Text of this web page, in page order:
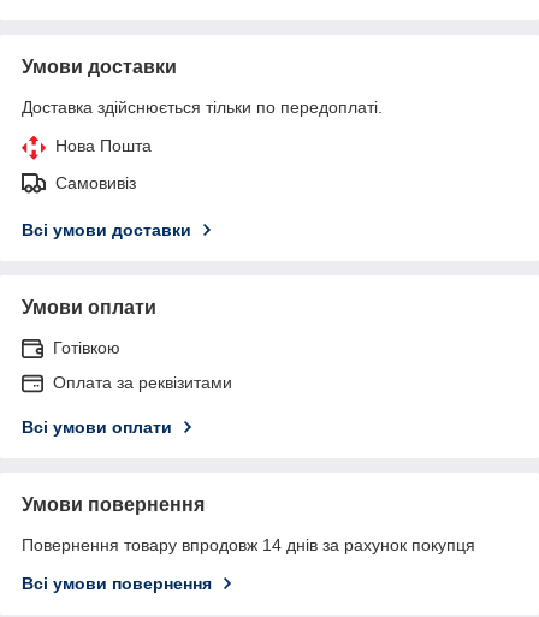
Умови доставки
Доставка здійснюється тільки по передоплаті.
Нова Пошта
Самовивіз
Всі умови доставки
Умови оплати
Готівкою
Оплата за реквізитами
Всі умови оплати
Умови повернення
Повернення товару впродовж 14 днів за рахунок покупця
Всі умови повернення